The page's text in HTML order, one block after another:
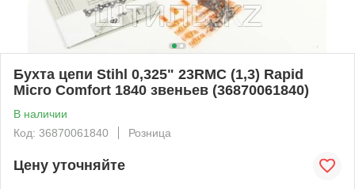
Бухта цепи Stihl 0,325" 23RMC (1,3) Rapid
Micro Comfort 1840 звеньев (36870061840)
В наличии
Код: 36870061840
Розница
Цену уточняйте